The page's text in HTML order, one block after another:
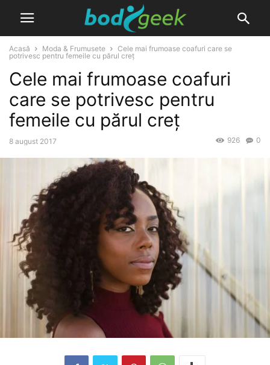
Acasă Moda & Frumusete
Cele mai frumoase coafuri care se
potrivesc pentru femeile cu părul creț
Cele mai frumoase coafuri
care se potrivesc pentru
femeile cu părul creț
8 august 2017 0
926